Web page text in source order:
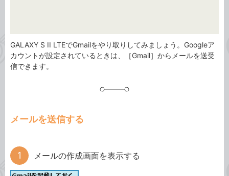
GALAXY S II LTEでGmailをやり取りしてみましょう。Googleア
カウントが設定されているときは、［Gmail］からメールを送受
信できます。
メールを送信する
メールの作成画面を表示する